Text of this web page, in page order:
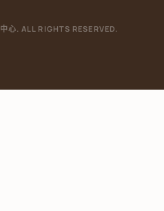
. ALL RIGHTS RESERVED.